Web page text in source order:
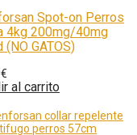
Spot-on Perros
4kg 200mg/40mg
(NO GATOS)
€
al carrito